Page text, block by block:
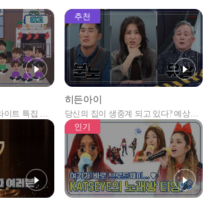
이트 특집 남
추천
히든아이
당신의 집이 생중계 되고 있다? 예상치
못한 곳에서 일어나는 불법촬영 범죄!
인기